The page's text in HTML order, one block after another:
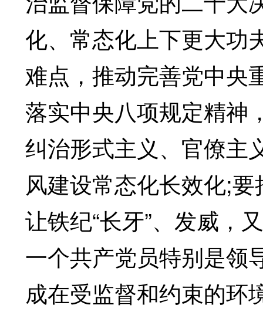
化、常态化上下更大功
难点，推动完善党中央
落实中央八项规定精神
纠治形式主义、官僚主
风建设常态化长效化;
让铁纪“长牙”、发威，
一个共产党员特别是领
成在受监督和约束的环